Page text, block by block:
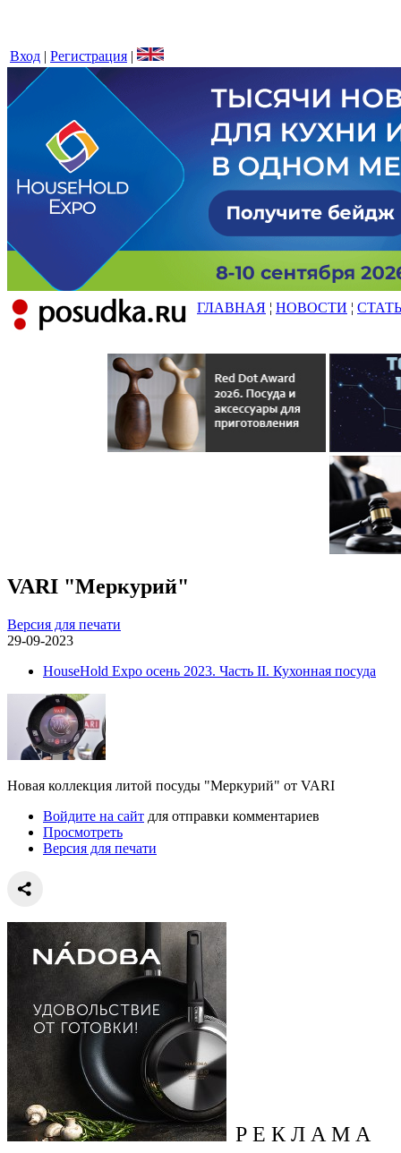
Вход | Регистрация |
ГЛАВНАЯ ¦ НОВОСТИ ¦
VARI "Меркурий"
Версия для печати
29-09-2023
HouseHold Expo осень 2023. Часть II. Кухонная посуда
Новая коллекция литой посуды "Меркурий" от VARI
Войдите на сайт для отправки комментариев
Просмотреть
Версия для печати
Р Е К Л А М А